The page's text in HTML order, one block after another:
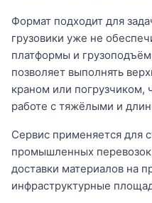
Формат подходит для
грузовики уже не
платформы и
позволяет выполнять
краном или погрузчиком,
работе с тяжёлыми и
Сервис применяется для
промышленных
доставки материалов на
инфраструктурные